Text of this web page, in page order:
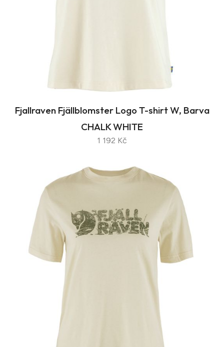
Fjallraven Fjällblomster Logo T-shirt W, Barva
CHALK WHITE
1 192 Kč